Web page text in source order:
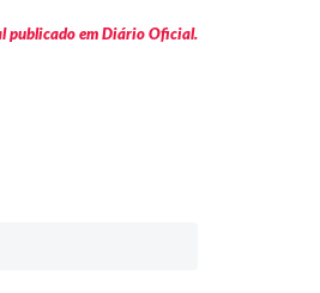
publicado em Diário Oficial.